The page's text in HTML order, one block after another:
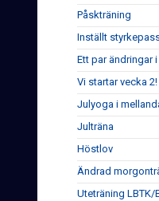
Påskträning
Inställt
Ett par ändringar
Vi startar vecka 2!
Julyoga i
Julträna
Höstlov
Ändrad
Uteträning LBTK/